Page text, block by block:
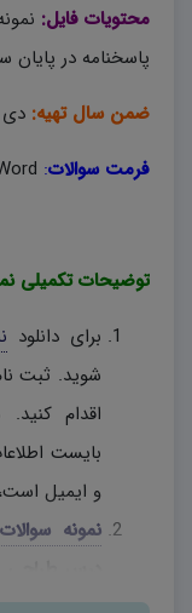
محتویات فایل:
پاسخنامه در پایان
ضمن سال تهیه: دی
فرمت سوالات:
توضیحات تکمیلی
برای دانلود
شوید. ثبت
اقدام
بایست
و ایمیل
نمونه